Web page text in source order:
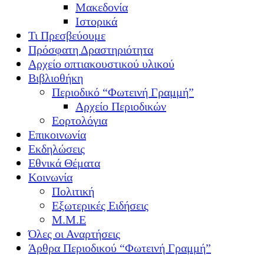
Μακεδονία
Ιστορικά
Τι Πρεσβεύουμε
Πρόσφατη Δραστηριότητα
Αρχείο οπτιακουστικού υλικού
Βιβλιοθήκη
Περιοδικό “Φωτεινή Γραμμή”
Αρχείο Περιοδικών
Εορτολόγια
Επικοινωνία
Εκδηλώσεις
Εθνικά Θέματα
Κοινωνία
Πολιτική
Εξωτερικές Ειδήσεις
Μ.Μ.Ε
Όλες οι Αναρτήσεις
Άρθρα Περιοδικού “Φωτεινή Γραμμή”